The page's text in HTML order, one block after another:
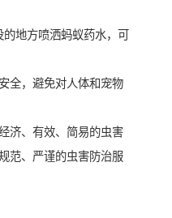
地方喷洒蚂蚁药水，可
全，避免对人体和宠物
济、有效、简易的虫害
范、严谨的虫害防治服